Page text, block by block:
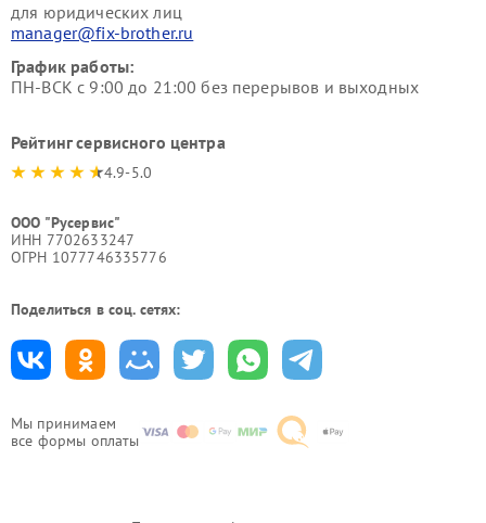
Мы принимаем
все формы оплаты
для юридических лиц
manager@fix-brother.ru
График работы:
ПН-ВСК с 9:00 до 21:00 без перерывов и выходных
Рейтинг сервисного центра
4.9-5.0
ООО "Русервис"
ИНН 7702633247
ОГРН 1077746335776
Поделиться в соц. сетях: